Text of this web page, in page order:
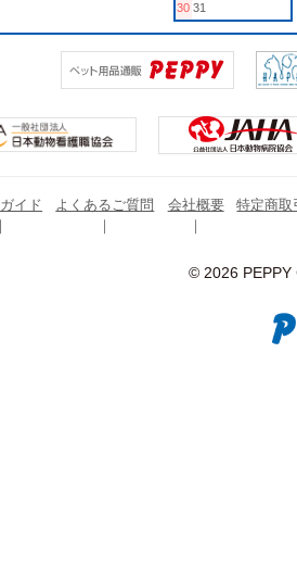
30 31
イド よくあるご質問 会社概要 特定商取
© 2026 PEPPY